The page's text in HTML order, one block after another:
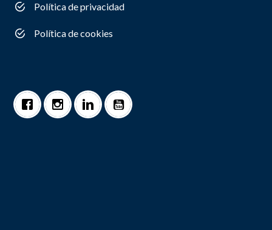
Política de privacidad
Política de cookies